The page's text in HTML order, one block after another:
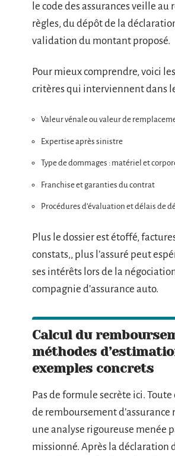
le code des assurances veille au
règles, du dépôt de la
validation du montant proposé.
Pour mieux comprendre, voici
critères qui interviennent dans
Valeur vénale ou valeur de
Expertise après sinistre
Type de dommages : matériel et
Franchise et garanties du contrat
Procédures d’évaluation et délais de
Plus le dossier est étoffé,
constats,, plus l’assuré peut
ses intérêts lors de la
compagnie d’assurance auto.
Calcul du
méthodes
exemples concrets
Pas de formule secrète ici.
de remboursement d’assurance
une analyse rigoureuse menée
missionné. Après la déclaration